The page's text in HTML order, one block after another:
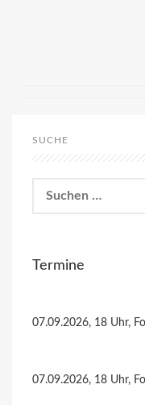
SUCHE
nach:
Termine
07.09.2026, 18 Uhr,
07.09.2026, 18 Uhr,